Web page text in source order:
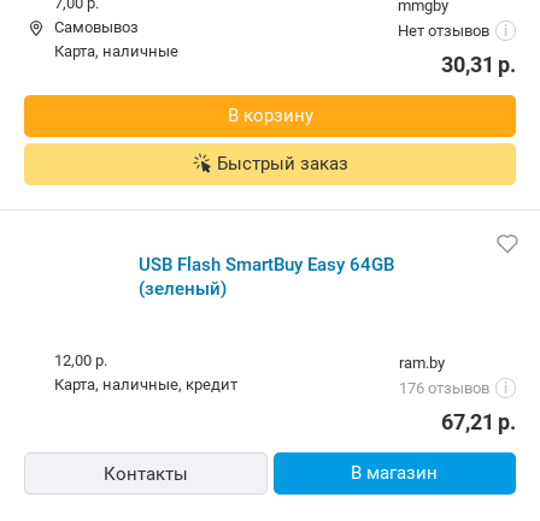
mmgby
Нет отзывов
i
Самовывоз
карта, наличные
30,31 р.
В корзину
Быстрый заказ
USB Flash SmartBuy Easy 64GB
(зеленый)
ram.by
176 отзывов
i
12,00 р.
карта, наличные, кредит
67,21 р.
Контакты В магазин